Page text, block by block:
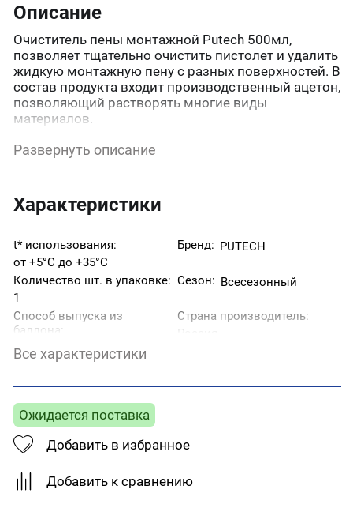
Описание
Очиститель пены монтажной Putech 500мл,
позволяет тщательно очистить пистолет и удалить
жидкую монтажную пену с разных поверхностей. В
состав продукта входит производственный ацетон,
позволяющий растворять многие виды
материалов.
Является легковоспламеняющимся продуктом,
очищает пистолет. Прост в использовании, не
требуя специальных знаний и навыков, достаточно
очищающим средством для очистки загрязнений
из пистолета, корпуса, кожи, одежды. Удаляет
полиуретановую пену с поверхности оконных
профилей.
Развернуть описание
Характеристики
t* использования:
от +5°C до +35°C
Бренд: PUTECH
Количество шт. в упаковке:
1
Сезон: Всесезонный
Способ выпуска из
баллона:
Пистолет
Страна производитель:
Россия
Страна происхождения:
Все характеристики
Ожидается поставка
Добавить в избранное
Добавить к сравнению